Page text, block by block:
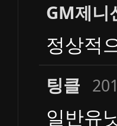
GM제니
정상적
팅클
일반유